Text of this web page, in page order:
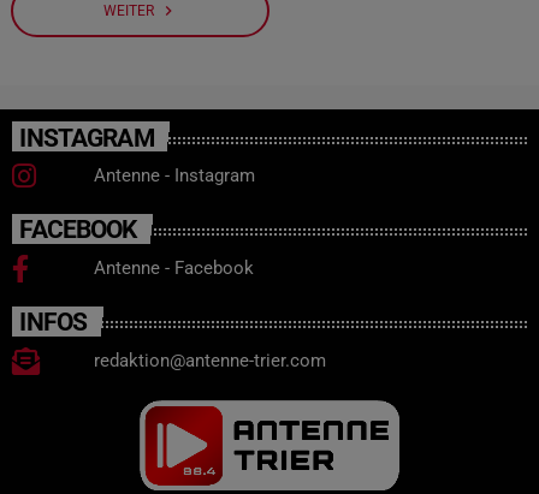
WEITER navigate_next
INSTAGRAM
Antenne - Instagram
FACEBOOK
Antenne - Facebook
INFOS
redaktion@antenne-trier.com